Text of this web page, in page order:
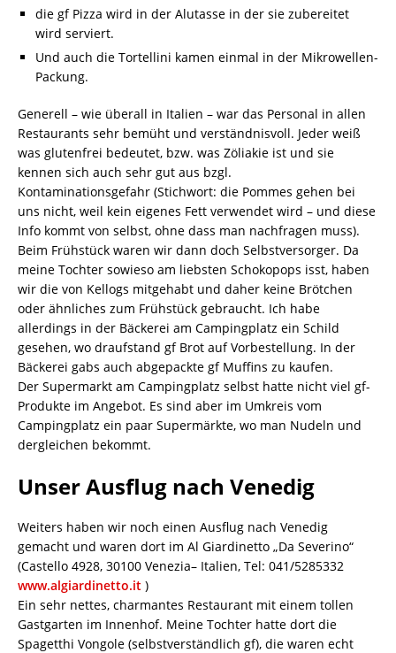
die gf Pizza wird in der Alutasse in der sie zubereitet
wird serviert.
Und auch die Tortellini kamen einmal in der Mikrowellen-
Packung.
Generell – wie überall in Italien – war das Personal in allen
Restaurants sehr bemüht und verständnisvoll. Jeder weiß
was glutenfrei bedeutet, bzw. was Zöliakie ist und sie
kennen sich auch sehr gut aus bzgl.
Kontaminationsgefahr (Stichwort: die Pommes gehen bei
uns nicht, weil kein eigenes Fett verwendet wird – und diese
Info kommt von selbst, ohne dass man nachfragen muss).
Beim Frühstück waren wir dann doch Selbstversorger. Da
meine Tochter sowieso am liebsten Schokopops isst, haben
wir die von Kellogs mitgehabt und daher keine Brötchen
oder ähnliches zum Frühstück gebraucht. Ich habe
allerdings in der Bäckerei am Campingplatz ein Schild
gesehen, wo draufstand gf Brot auf Vorbestellung. In der
Bäckerei gabs auch abgepackte gf Muffins zu kaufen.
Der Supermarkt am Campingplatz selbst hatte nicht viel gf-
Produkte im Angebot. Es sind aber im Umkreis vom
Campingplatz ein paar Supermärkte, wo man Nudeln und
dergleichen bekommt.
Unser Ausflug nach Venedig
Weiters haben wir noch einen Ausflug nach Venedig
gemacht und waren dort im Al Giardinetto „Da Severino“
(Castello 4928, 30100 Venezia– Italien, Tel: 041/5285332
www.algiardinetto.it )
Ein sehr nettes, charmantes Restaurant mit einem tollen
Gastgarten im Innenhof. Meine Tochter hatte dort die
Spagetthi Vongole (selbstverständlich gf), die waren echt